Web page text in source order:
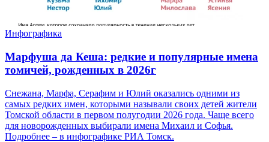
Инфографика
Марфуша да Кеша: редкие и популярные имена
томичей, рожденных в 2026г
Снежана, Марфа, Серафим и Юлий оказались одними из
самых редких имен, которыми называли своих детей жители
Томской области в первом полугодии 2026 года. Чаще всего
для новорожденных выбирали имена Михаил и Софья.
Подробнее – в инфографике РИА Томск.